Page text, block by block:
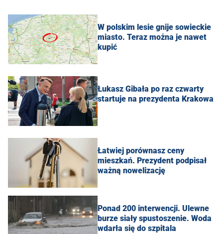
W polskim lesie gnije sowieckie
miasto. Teraz można je nawet
kupić
Łukasz Gibała po raz czwarty
startuje na prezydenta Krakowa
Łatwiej porównasz ceny
mieszkań. Prezydent podpisał
ważną nowelizację
Ponad 200 interwencji. Ulewne
burze siały spustoszenie. Woda
wdarła się do szpitala